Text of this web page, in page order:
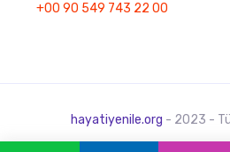
+00 90 549 743 22 00
hayatiyenile.org - 2023 -